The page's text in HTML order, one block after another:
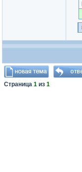
Страница 1 из 1